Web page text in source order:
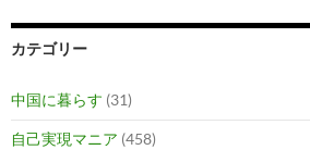
カテゴリー
中国に暮らす (31)
自己実現マニア (458)